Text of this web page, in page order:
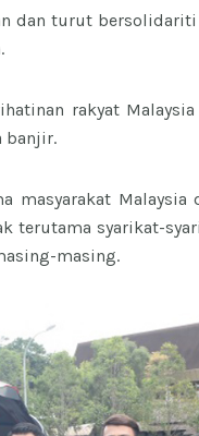
dan turut
rakyat
banjir.
masyarakat
terutama syarikat-
masing.